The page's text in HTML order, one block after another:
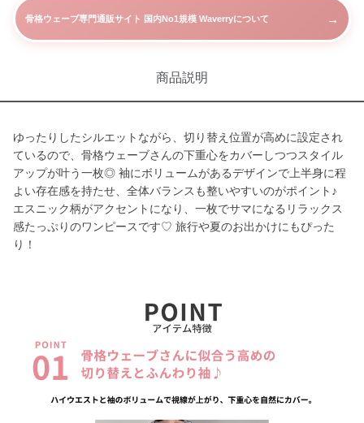
骨格ウェーブ専門通販サイト 国内No1規模 Waverryについて →
商品説明
ゆったりしたシルエットながら、切り替え位置が高めに設定され
ているので、骨格ウェーブさんの下重心をカバーしつつスタイル
アップが叶う一枚◎ 袖にボリュームがあるデザインで上半身に程
よい存在感を持たせ、全体バランスも整いやすいのがポイント♪
エスニック柄がアクセントになり、一枚でサマになるリラックス
感たっぷりのワンピースです♡ 旅行や夏のお出かけにもぴった
り！